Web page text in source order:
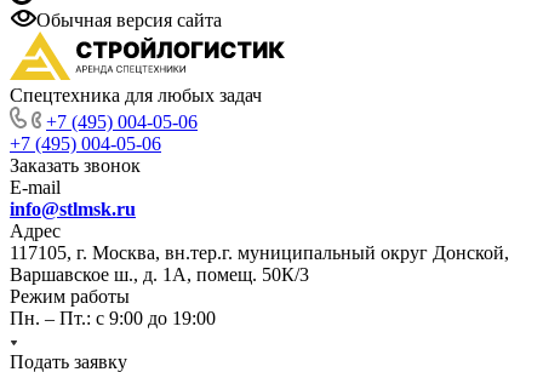
Обычная версия сайта
Спецтехника для любых задач
+7 (495) 004-05-06
+7 (495) 004-05-06
Заказать звонок
E-mail
info@stlmsk.ru
Адрес
117105, г. Москва, вн.тер.г. муниципальный округ Донской,
Варшавское ш., д. 1А, помещ. 50К/3
Режим работы
Пн. – Пт.: с 9:00 до 19:00
Подать заявку